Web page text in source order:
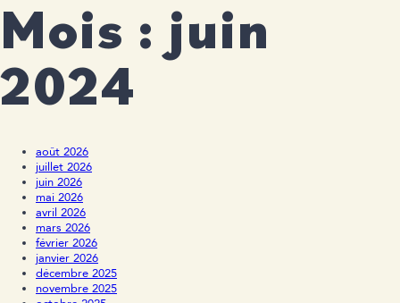
Mois : juin
2024
août 2026
juillet 2026
juin 2026
mai 2026
avril 2026
mars 2026
février 2026
janvier 2026
décembre 2025
novembre 2025